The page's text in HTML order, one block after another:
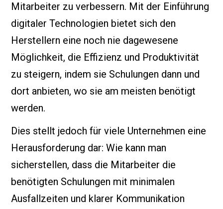
Mitarbeiter zu verbessern. Mit der Einführung
digitaler Technologien bietet sich den
Herstellern eine noch nie dagewesene
Möglichkeit, die Effizienz und Produktivität
zu steigern, indem sie Schulungen dann und
dort anbieten, wo sie am meisten benötigt
werden.
Dies stellt jedoch für viele Unternehmen eine
Herausforderung dar: Wie kann man
sicherstellen, dass die Mitarbeiter die
benötigten Schulungen mit minimalen
Ausfallzeiten und klarer Kommunikation